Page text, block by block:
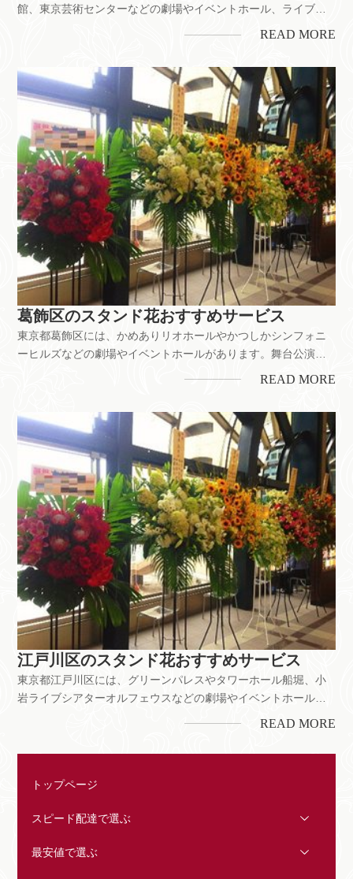
館、東京芸術センターなどの劇場やイベントホール、ライブハ
れのお店で花の...
READ MORE
葛飾区のスタンド花おすすめサービス
東京都葛飾区には、かめありリオホールやかつしかシンフォニ
ーヒルズなどの劇場やイベントホールがあります。舞台公演や
ス内容に多少の違い...
READ MORE
江戸川区のスタンド花おすすめサービス
東京都江戸川区には、グリーンパレスやタワーホール船堀、小
岩ライブシアターオルフェウスなどの劇場やイベントホール、
花は喜ばれています。ちなみに、江戸川区には花屋が約60店以
READ MORE
トップページ
スピード配達で選ぶ
最安値で選ぶ